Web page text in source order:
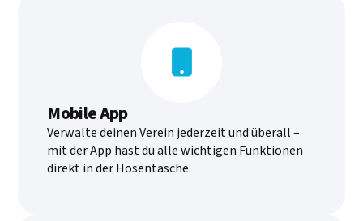

Mobile App
Verwalte deinen Verein jederzeit und überall –
mit der App hast du alle wichtigen Funktionen
direkt in der Hosentasche.